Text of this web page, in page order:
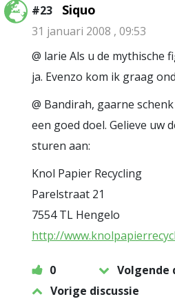
#23 Siquo
31 januari 2008 , 09:53
@ larie Als u de mythische
ja. Evenzo kom ik graag
@ Bandirah, gaarne
een goed doel. Gelieve uw
sturen aan:
Knol Papier Recycling
Parelstraat 21
7554 TL Hengelo
http://
0
Volgende
Vorige discussie